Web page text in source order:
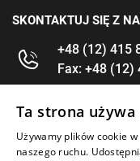
SKONTAKTUJ SIĘ Z
+48 (12) 415
Fax: +48 (12)
kontakt@im-
INFORMACJE
Ta strona
Używamy plików cookie
naszego ruchu.